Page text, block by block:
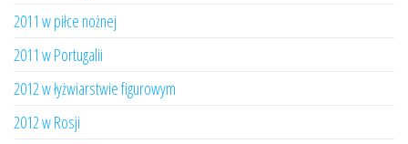
2011 w piłce nożnej
2011 w Portugalii
2012 w łyżwiarstwie figurowym
2012 w Rosji